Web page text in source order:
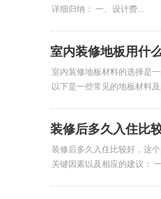
详细归纳： 一、设计费...
室内装修地板用什
室内装修地板材料的选择是
以下是一些常见的地板材料
装修后多久入住比
装修后多久入住比较好，这
关键因素以及相应的建议：